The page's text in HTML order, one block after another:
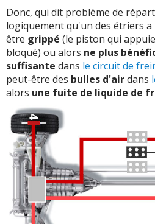
Donc, qui dit problème de
logiquement qu'un des étriers
être grippé (le piston qui
bloqué) ou alors ne plus
suffisante dans le circuit de
peut-être des bulles d'airdans
alors une fuite de liquide de